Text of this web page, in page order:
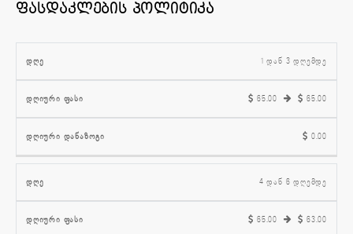
ფასდაკლების პოლიტიკა
დღე
ფასი
დანაზოგი
1 დან 3 დღემდე
65.00 65.00
0.00
4 დან 6 დღემდე
65.00 63.00